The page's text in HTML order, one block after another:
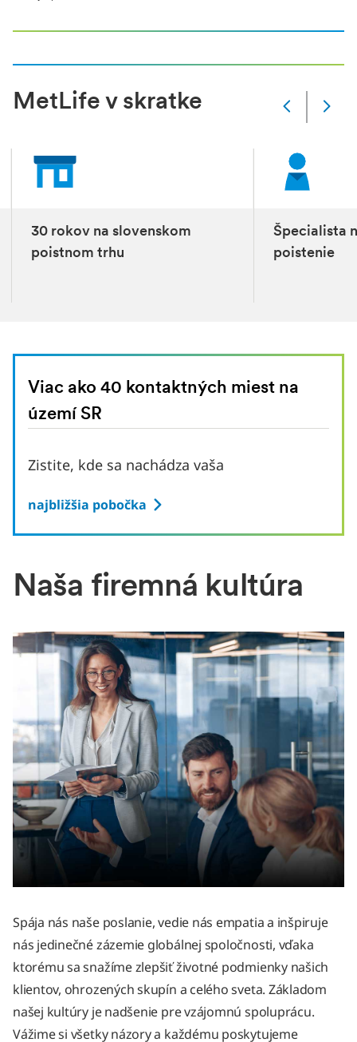
MetLife v skratke
Slide
slide
of
slides
30 rokov na slovenskom
poistnom trhu
Špecialista
poistenie
Viac ako 40 kontaktných miest na
území SR
Zistite, kde sa nachádza vaša
najbližšia pobočka
Naša firemná kultúra
Spája nás naše poslanie, vedie nás empatia a inšpiruje
nás jedinečné zázemie globálnej spoločnosti, vďaka
ktorému sa snažíme zlepšiť životné podmienky našich
klientov, ohrozených skupín a celého sveta. Základom
našej kultúry je nadšenie pre vzájomnú spoluprácu.
Vážime si všetky názory a každému poskytujeme